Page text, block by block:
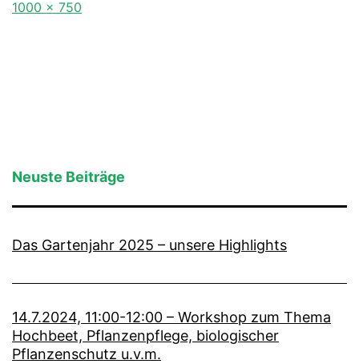
Originalgröße
1000 × 750
Neuste Beiträge
Das Gartenjahr 2025 – unsere Highlights
14.7.2024, 11:00-12:00 – Workshop zum Thema
Hochbeet, Pflanzenpflege, biologischer
Pflanzenschutz u.v.m.